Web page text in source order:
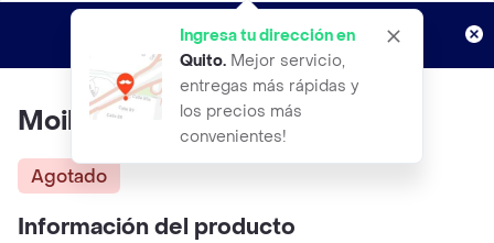
Ingresa tu dirección en
Quito. Mejor servicio,
entregas más rápidas y
los precios más
convenientes!
envíos gratis por semanas
Aplican TyC
Moillard Chablis 750ml
Agotado
Información del producto